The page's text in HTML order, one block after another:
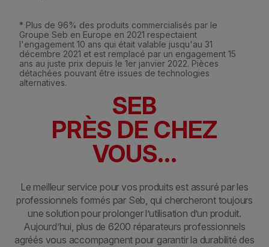
* Plus de 96% des produits commercialisés par le
Groupe Seb en Europe en 2021 respectaient
l'engagement 10 ans qui était valable jusqu'au 31
décembre 2021 et est remplacé par un engagement 15
ans au juste prix depuis le 1er janvier 2022. Pièces
détachées pouvant être issues de technologies
alternatives.
SEB
PRÈS DE CHEZ
VOUS...
Le meilleur service pour vos produits est assuré par les
professionnels formés par Seb, qui chercheront toujours
une solution pour prolonger l’utilisation d’un produit.
Aujourd’hui, plus de 6200 réparateurs professionnels
agréés vous accompagnent pour garantir la durabilité des